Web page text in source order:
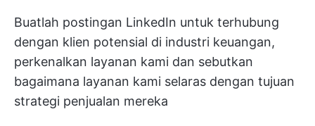
Buatlah postingan LinkedIn untuk terhubung
dengan klien potensial di industri keuangan,
perkenalkan layanan kami dan sebutkan
bagaimana layanan kami selaras dengan tujuan
strategi penjualan mereka